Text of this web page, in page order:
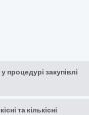
процедурі закупівлі
та кількісні